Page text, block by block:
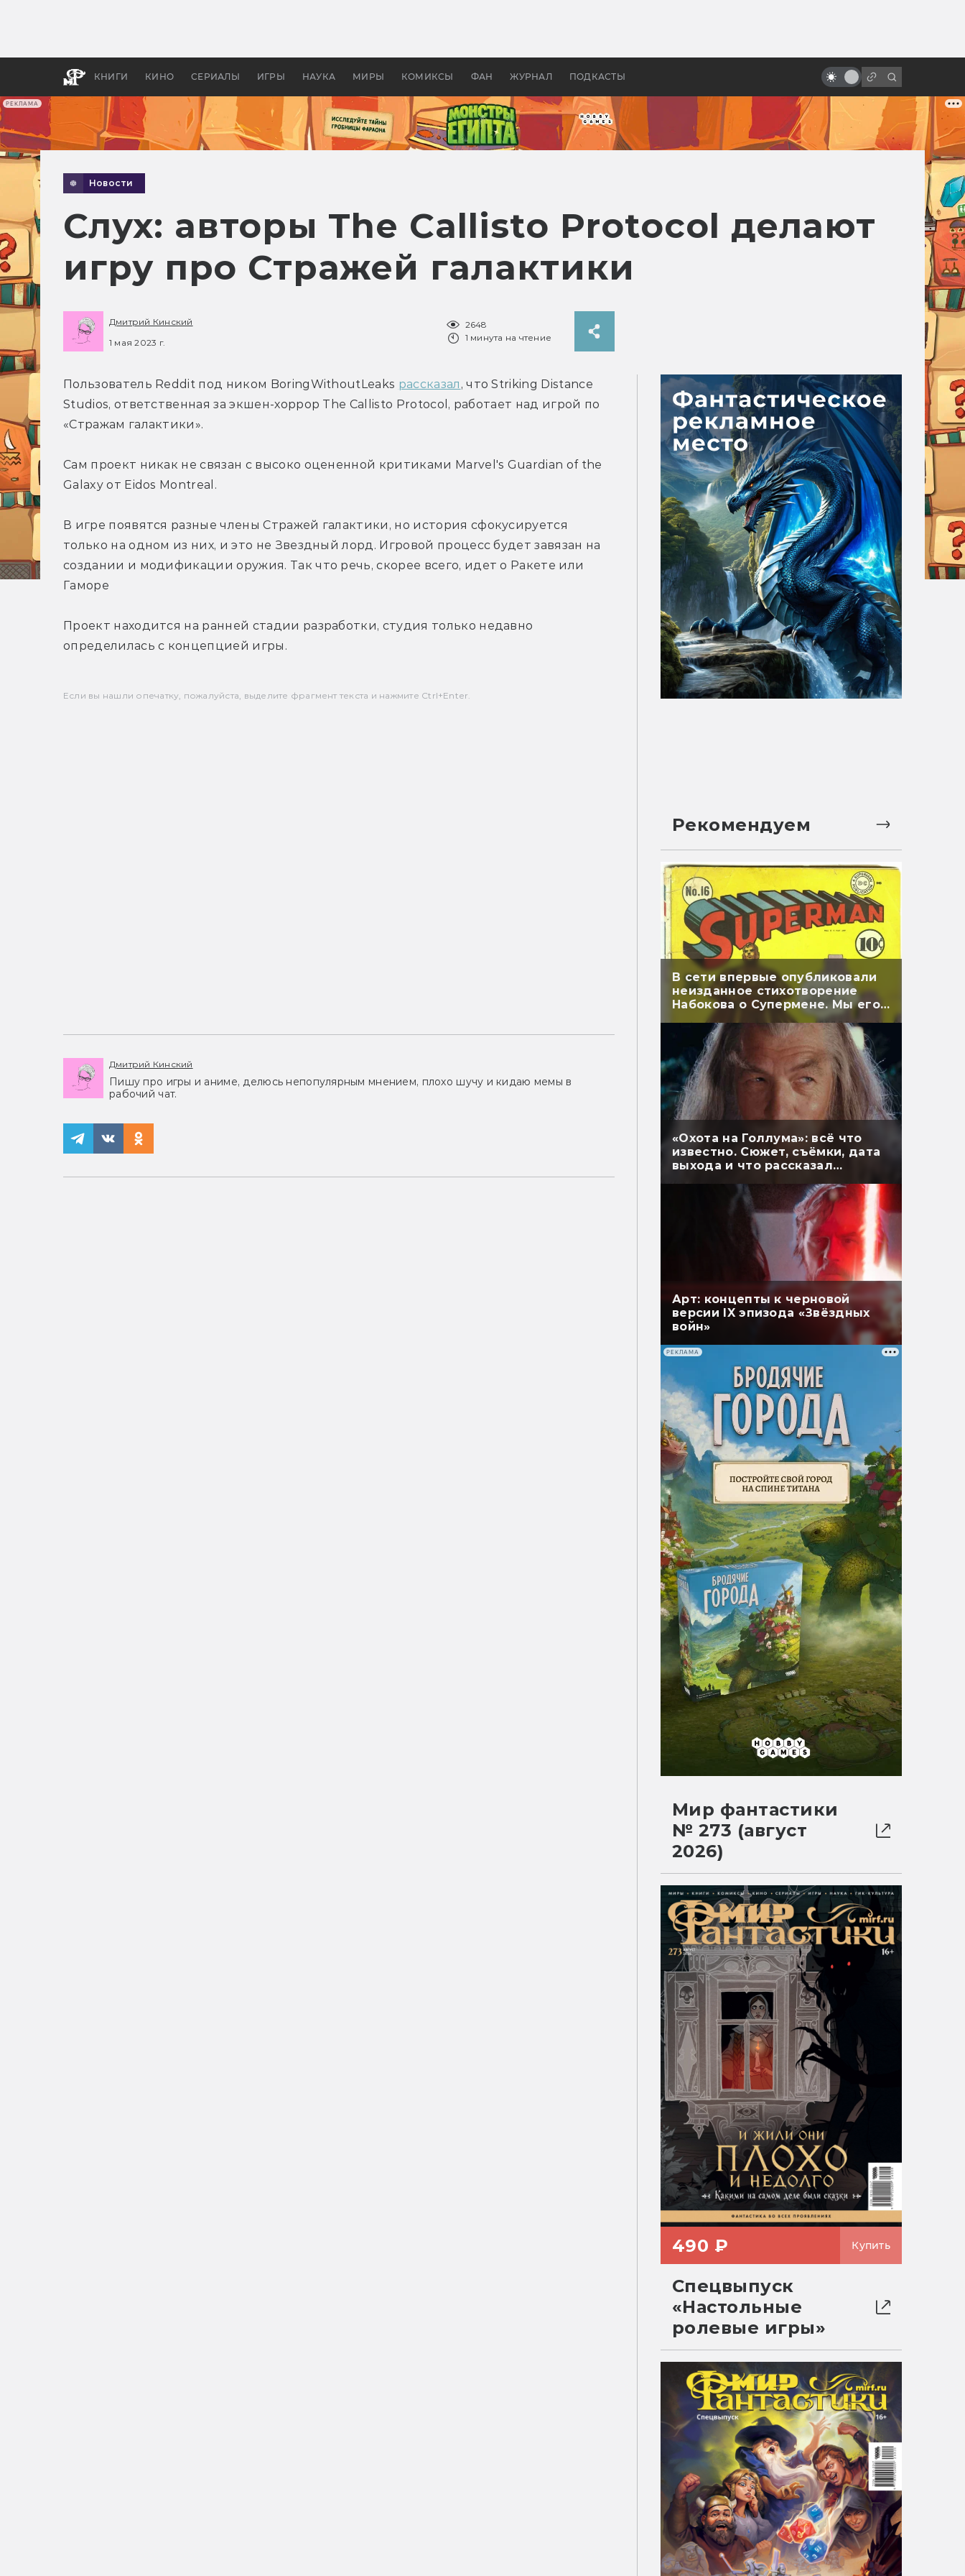
РЕКЛАМА
КНИГИ КИНО СЕРИАЛЫ ИГРЫ НАУКА МИРЫ КОМИКСЫ ФАН ЖУРНАЛ ПОДКАСТЫ
апокалипсис, в России —
бы «Властелина колец»
кинофантастику и спецэффекты
Новости
Слух: авторы The Callisto Protocol делают
игру про Стражей галактики
Дмитрий Кинский
1 мая 2023 г.
2648
1 минута на чтение
Пользователь Reddit под ником BoringWithoutLeaks рассказал , что Striking Distance
Studios, ответственная за экшен-хоррор The Callisto Protocol, работает над игрой по
«Стражам галактики».
Сам проект никак не связан с высоко оцененной критиками Marvel's Guardian of the
Galaxy от Eidos Montreal.
В игре появятся разные члены Стражей галактики, но история сфокусируется
только на одном из них, и это не Звездный лорд. Игровой процесс будет завязан на
создании и модификации оружия. Так что речь, скорее всего, идет о Ракете или
Гаморе
Проект находится на ранней стадии разработки, студия только недавно
определилась с концепцией игры.
Если вы нашли опечатку, пожалуйста, выделите фрагмент текста и нажмите Ctrl+Enter.
Дмитрий Кинский
Пишу про игры и аниме, делюсь непопулярным мнением, плохо шучу и кидаю мемы в
рабочий чат.
Рекомендуем
В сети впервые опубликовали
неизданное стихотворение
Набокова о Супермене. Мы его
перевели
«Охота на Голлума»: всё что
известно. Сюжет, съёмки, дата
выхода и что рассказал
Арт: концепты к черновой
версии IX эпизода «Звёздных
войн»
РЕКЛАМА
Мир фантастики
№ 273 (август
2026)
490 ₽ Купить
Спецвыпуск
«Настольные
ролевые игры»